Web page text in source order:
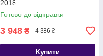
2018
Готово до відправки
3 948 ₴ 4 386 ₴
Купити